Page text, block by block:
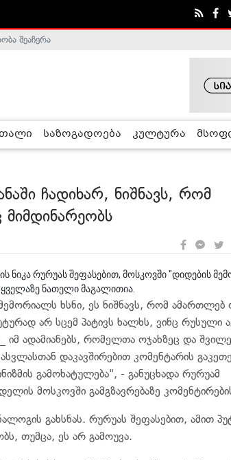
- ჰელსინკის კომისია
შეაჩერა
საზოგადოება კულტურა
ჩადიხარ, ნიშნავს, რომ
რურუას შეფასებით, მოსკოვში "დიდების
ნათელი მაგალითია.
ხსნი, ეს ნიშნავს, რომ ამართლებ
არ სცემ პატივს ხალხს, ვინც რუსული
იმ ადამიანებს, რომელთა ოჯახზეც და
დაკავშირებით კომენტარის
გამოხატულება", - განუცხადა რურუამ
მოსკოვში გამგზავრებაზე
გახსნას. რურუას შეფასებით, ამით
თუმცა, ეს არ გამოუვა.